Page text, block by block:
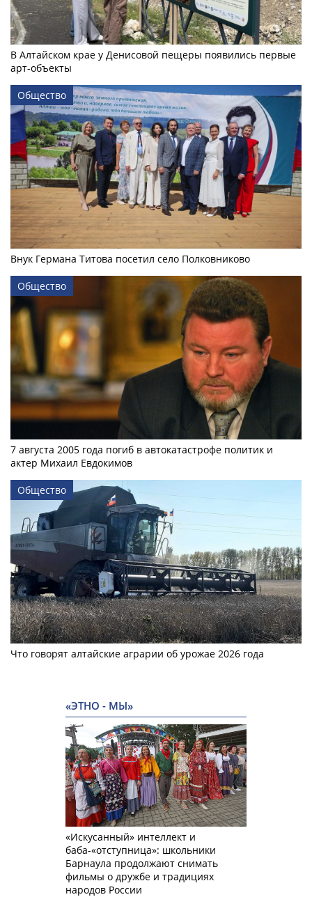
В Алтайском крае у Денисовой пещеры появились первые
арт-объекты
Общество
Внук Германа Титова посетил село Полковниково
Общество
7 августа 2005 года погиб в автокатастрофе политик и
актер Михаил Евдокимов
Общество
Что говорят алтайские аграрии об урожае 2026 года
«ЭТНО - МЫ»
«Искусанный» интеллект и
баба-«отступница»: школьники
Барнаула продолжают снимать
фильмы о дружбе и традициях
народов России